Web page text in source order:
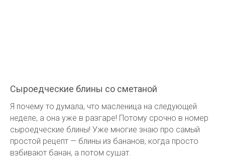
Сыроедческие блины со сметаной
Я почему то думала, что масленица на следующей
неделе, а она уже в разгаре! Потому срочно в номер
сыроедческие блины! Уже многие знаю про самый
простой рецепт — блины из бананов, когда просто
взбивают банан, а потом сушат.